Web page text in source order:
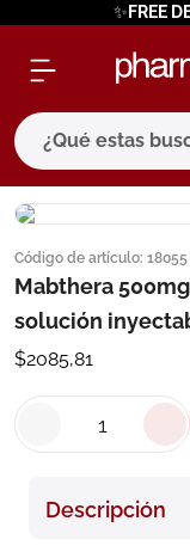
✨FREE
¿Qué estas
Código de artículo: 18055
Mabthera
solución
$2085,81
Descripción
términos
1. eucerin
3 bioderma
cerave
7. isdin